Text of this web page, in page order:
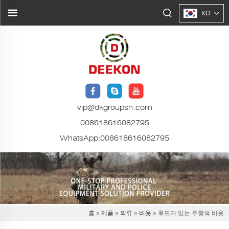
KO
vip@dkgroupsh.com
008618616082795
WhatsApp:008618616082795
홈 » 제품 » 의류 » 비옷 » 후드가 있는 주황색 비옷